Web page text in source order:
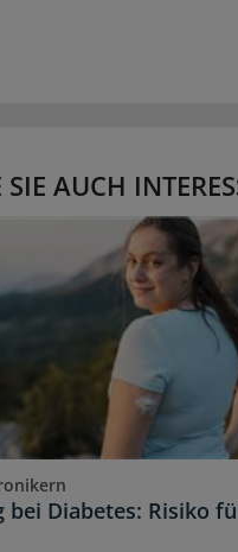
AUCH
Diabetes: Risiko